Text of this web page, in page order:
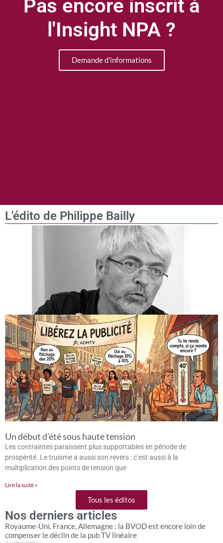
Pas encore inscrit à
l'Insight NPA ?
Demande d'informations
L'édito de Philippe Bailly
Un début d’été sous haute tension
Les contraintes paraissent plus supportables en période de
prospérité. Le truisme a aussi son revers : c’est aussi à la
multiplication des points de tension que
Lire la suite »
Tous les éditos
Nos derniers articles
Royaume-Uni, France, Allemagne : la BVOD est encore loin de
compenser le déclin de la pub TV linéaire